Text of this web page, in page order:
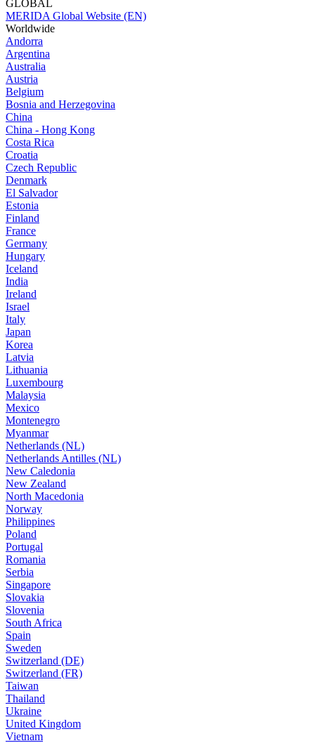
GLOBAL
MERIDA Global Website (EN)
Worldwide
Andorra
Argentina
Australia
Austria
Belgium
Bosnia and Herzegovina
China
China - Hong Kong
Costa Rica
Croatia
Czech Republic
Denmark
El Salvador
Estonia
Finland
France
Germany
Hungary
Iceland
India
Ireland
Israel
Italy
Japan
Korea
Latvia
Lithuania
Luxembourg
Malaysia
Mexico
Montenegro
Myanmar
Netherlands (NL)
Netherlands Antilles (NL)
New Caledonia
New Zealand
North Macedonia
Norway
Philippines
Poland
Portugal
Romania
Serbia
Singapore
Slovakia
Slovenia
South Africa
Spain
Sweden
Switzerland (DE)
Switzerland (FR)
Taiwan
Thailand
Ukraine
United Kingdom
Vietnam